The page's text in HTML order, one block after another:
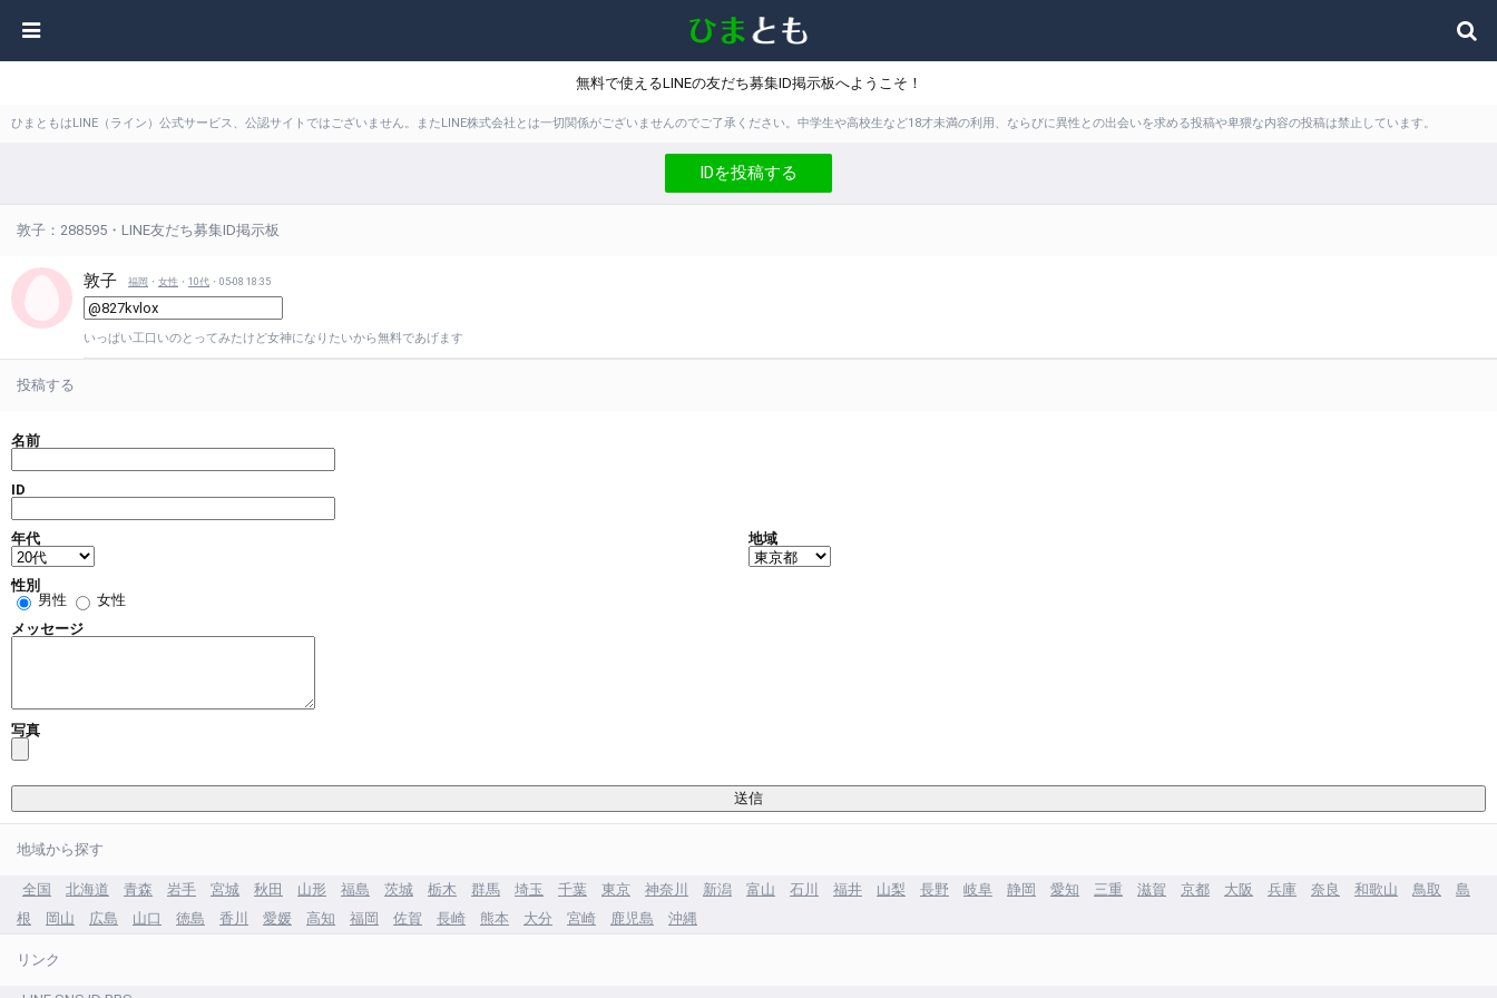
無料で使えるLINEの友だち募集ID掲示板へようこそ！
ひまともはLINE（ライン）公式サービス、公認サイトではございません。またLINE株式会社とは一切関係がございませんのでご了承ください。中学生や高校生など18才未満の利用、ならびに異性との出会いを求める投稿や卑猥な内容の投稿は禁止しています。
IDを投稿する
敦子：288595・LINE友だち募集ID掲示板
敦子 福岡 ・ 女性 ・ 10代 ・05-08 18:35
いっぱい工口いのとってみたけど女神になりたいから無料であげます
投稿する
名前
ID
年代 地域
性別
男性
女性
メッセージ
写真
地域から探す
全国 北海道 青森 岩手 宮城 秋田 山形 福島 茨城 栃木 群馬 埼玉 千葉 東京 神奈川 新潟 富山 石川 福井 山梨 長野 岐阜 静岡 愛知 三重 滋賀 京都 大阪 兵庫 奈良 和歌山 鳥取
島
根
岡山 広島 山口 徳島 香川 愛媛 高知 福岡 佐賀 長崎 熊本 大分 宮崎 鹿児島 沖縄
リンク